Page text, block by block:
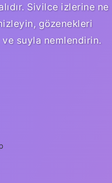
Sivilce izlerine ne
gözenekleri
ve suyla nemlendirin.